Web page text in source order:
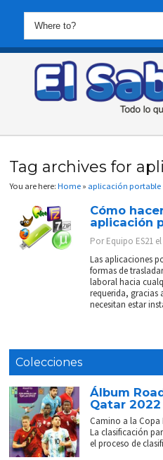
Tag archives for
You are here:Home » aplicación portable
Cómo
aplicación
PorEquipo ES21 el
Las aplicaciones
formas de
laboral hacia
requerida, gracias
necesitan estar
Colecciones
Álbum
Qatar 2022
Camino a la Copa
La clasificación
el proceso de